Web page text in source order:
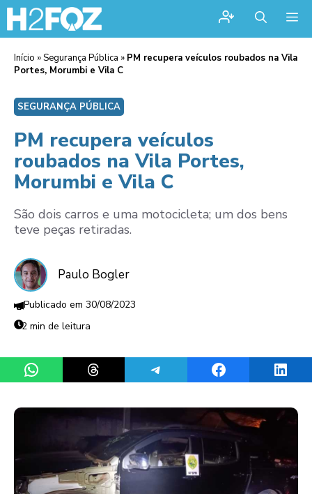
Início »Segurança Pública » PM recupera veículos roubados na Vila
Portes, Morumbi e Vila C
SEGURANÇA PÚBLICA
PM recupera veículos
roubados na Vila Portes,
Morumbi e Vila C
São dois carros e uma motocicleta; um dos bens
teve peças retiradas.
Paulo Bogler
30/08/2023
2 min de leitura
Share on WhatsAppShare on ThreadsShare on TelegramShare on Facebook